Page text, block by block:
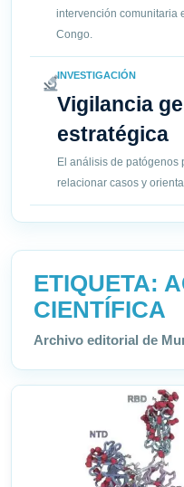
intervención comunitaria
Congo.
INVESTIGACIÓN
Vigilancia
estratégica
El análisis de patógenos
relacionar casos y
ETIQUETA:
CIENTÍFICA
Archivo editorial de